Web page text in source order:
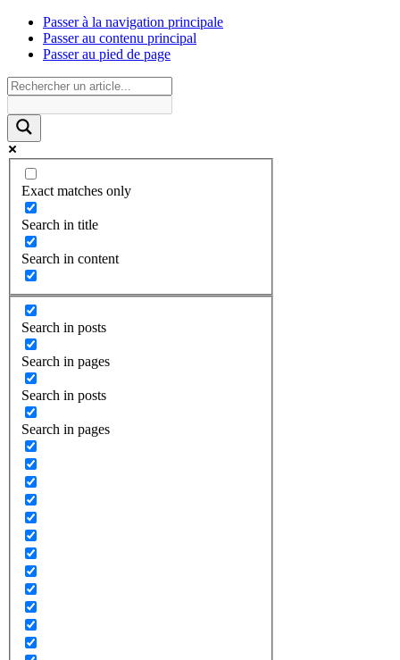
Passer à la navigation principale
Passer au contenu principal
Passer au pied de page
Exact matches only
Search in title
Search in content
Search in posts
Search in pages
Search in posts
Search in pages